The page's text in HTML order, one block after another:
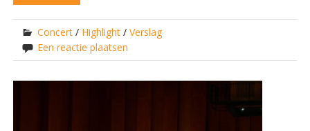
Concert / Highlight /Verslag
Een reactie plaatsen